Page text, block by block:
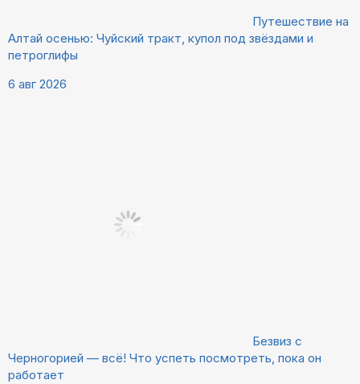
Путешествие на
Алтай осенью: Чуйский тракт, купол под звёздами и
петроглифы
6 авг 2026
Безвиз с
Черногорией — всё! Что успеть посмотреть, пока он
работает